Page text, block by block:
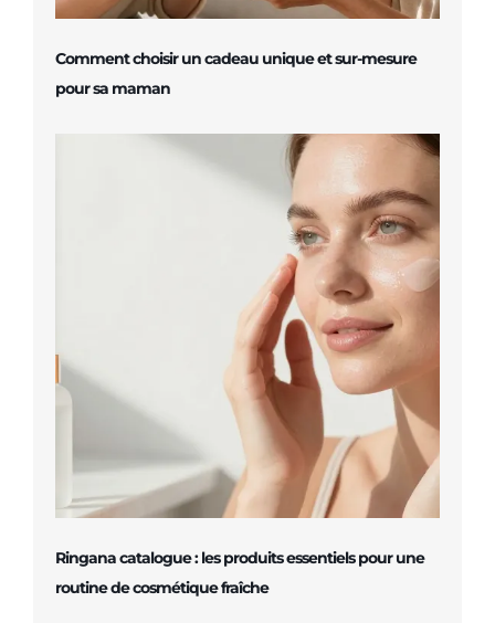
Comment choisir un cadeau unique et sur-mesure
pour sa maman
Ringana catalogue : les produits essentiels pour une
routine de cosmétique fraîche